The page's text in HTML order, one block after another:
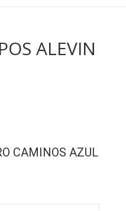
ALEVIN
CAMINOS AZUL